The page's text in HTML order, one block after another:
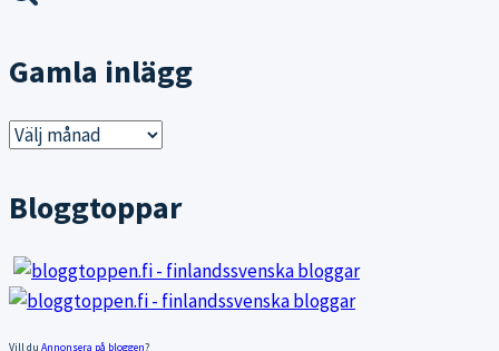
Gamla inlägg
Gamla
Bloggtoppar
Vill du Annonsera på bloggen?